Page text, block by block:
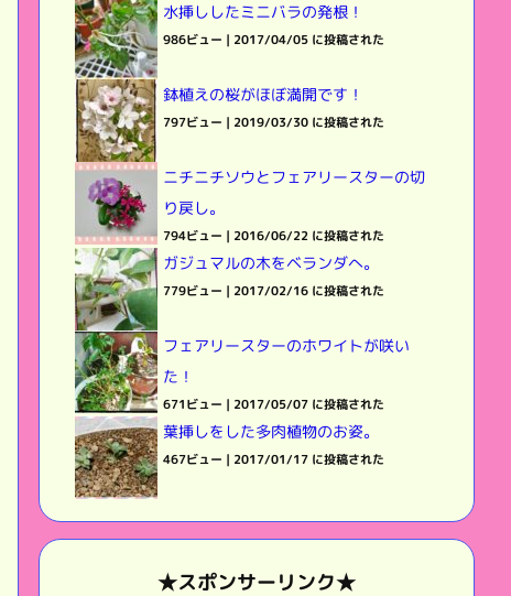
水挿ししたミニバラの発根！
986ビュー | 2017/04/05 に投稿された
鉢植えの桜がほぼ満開です！
797ビュー | 2019/03/30 に投稿された
ニチニチソウとフェアリースターの切
り戻し。
794ビュー | 2016/06/22 に投稿された
ガジュマルの木をベランダへ。
779ビュー | 2017/02/16 に投稿された
フェアリースターのホワイトが咲い
た！
671ビュー | 2017/05/07 に投稿された
葉挿しをした多肉植物のお姿。
467ビュー | 2017/01/17 に投稿された
★スポンサーリンク★